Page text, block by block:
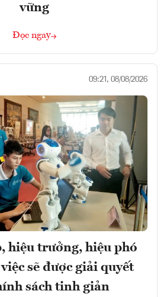
vững
Đọc ngay
09:21, 08/08/2026
hiệu trưởng, hiệu phó
sẽ được giải quyết
sách tinh giản